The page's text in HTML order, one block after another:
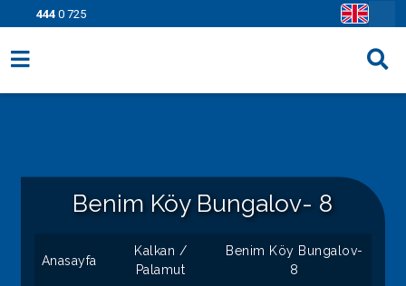
444 0 725
Blog
Benim Köy Bungalov- 8
Anasayfa
Kalkan /
Palamut
Benim Köy Bungalov-
8